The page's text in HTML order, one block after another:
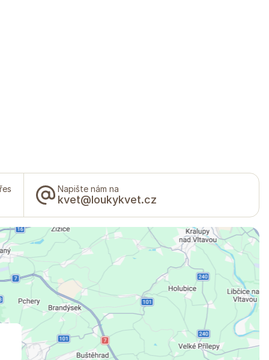
Napište nám na
kvet@loukykvet.cz